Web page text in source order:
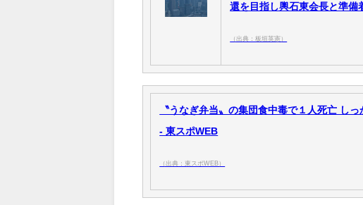
還を目指し輿石東会長と準備
（出典：板垣英憲）
〝うなぎ弁当〟の集団食中毒で１人死亡 し
- 東スポWEB
（出典：東スポWEB）